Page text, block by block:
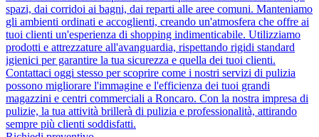
spazi, dai corridoi ai bagni, dai reparti alle aree comuni. Manteniamo
gli ambienti ordinati e accoglienti, creando un'atmosfera che offre ai
tuoi clienti un'esperienza di shopping indimenticabile. Utilizziamo
prodotti e attrezzature all'avanguardia, rispettando rigidi standard
igienici per garantire la tua sicurezza e quella dei tuoi clienti.
Contattaci oggi stesso per scoprire come i nostri servizi di pulizia
possono migliorare l'immagine e l'efficienza dei tuoi grandi
magazzini e centri commerciali a Roncaro. Con la nostra impresa di
pulizie, la tua attività brillerà di pulizia e professionalità, attirando
sempre più clienti soddisfatti.